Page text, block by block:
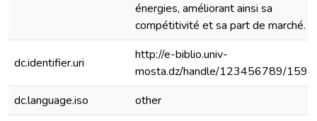
énergies, améliorant ainsi sa
compétitivité et sa part de marché.
dc.identifier.uri
http://e-biblio.univ-
mosta.dz/handle/123456789/
dc.language.iso
other